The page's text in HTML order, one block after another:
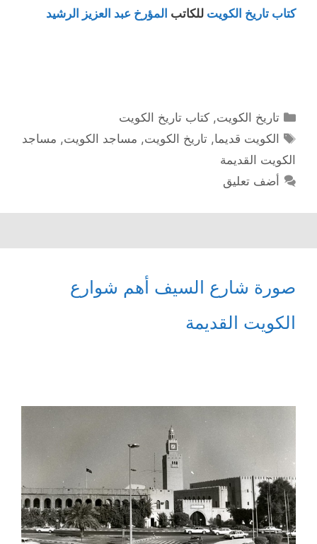
كتاب تاريخ الكويت للكاتب المؤرخ عبد العزيز الرشيد
التصنيفات
تاريخ الكويت,كتاب تاريخ الكويت
الوسوم
الكويت قديما,تاريخ الكويت, مساجد الكويت, مساجد
الكويت القديمة
أضف تعليق
صورة شارع السيف أهم شوارع
الكويت القديمة